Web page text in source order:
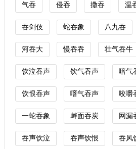
气吞 侵吞 撒吞 温
吞剑伎 蛇吞象 八九吞
河吞大 慢吞吞 壮气吞牛
饮泣吞声 饮气吞声 喑气
饮恨吞声 噾气吞声 咬嚼
一蛇吞象 衅面吞炭 网漏
吞声饮泣 吞声饮恨 吞风